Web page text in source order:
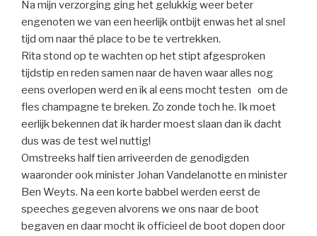
Na mijn verzorging ging het gelukkig weer beter
engenoten we van een heerlijk ontbijt enwas het al snel
tijd om naar thé place to be te vertrekken.
Rita stond op te wachten op het stipt afgesproken
tijdstip en reden samen naar de haven waar alles nog
eens overlopen werd en ik al eens mocht testen om de
fles champagne te breken. Zo zonde toch he. Ik moet
eerlijk bekennen dat ik harder moest slaan dan ik dacht
dus was de test wel nuttig!
Omstreeks half tien arriveerden de genodigden
waaronder ook minister Johan Vandelanotte en minister
Ben Weyts. Na een korte babbel werden eerst de
speeches gegeven alvorens we ons naar de boot
begaven en daar mocht ik officieel de boot dopen door